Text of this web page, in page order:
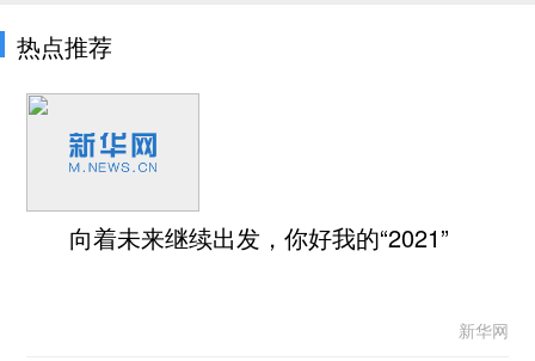
热点推荐
向着未来继续出发，你好我的“2021”
新华网